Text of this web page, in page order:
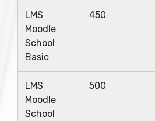
LMS
Moodle
School
Basic
450
LMS
Moodle
School
500